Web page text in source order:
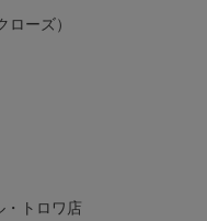
ーズ）
・トロワ店